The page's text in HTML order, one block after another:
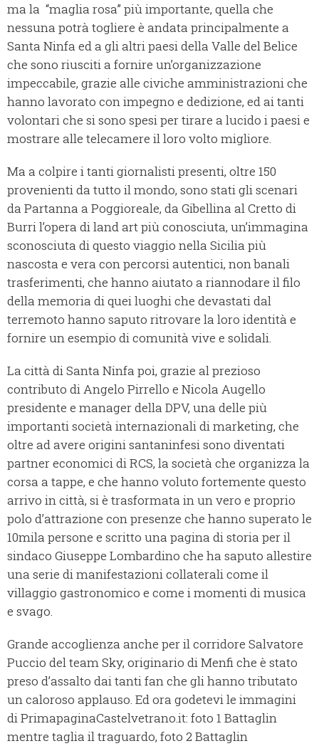
ma la “maglia rosa” più importante, quella che
nessuna potrà togliere è andata principalmente a
Santa Ninfa ed a gli altri paesi della Valle del Belice
che sono riusciti a fornire un’organizzazione
impeccabile, grazie alle civiche amministrazioni che
hanno lavorato con impegno e dedizione, ed ai tanti
volontari che si sono spesi per tirare a lucido i paesi e
mostrare alle telecamere il loro volto migliore.
Ma a colpire i tanti giornalisti presenti, oltre 150
provenienti da tutto il mondo, sono stati gli scenari
da Partanna a Poggioreale, da Gibellina al Cretto di
Burri l’opera di land art più conosciuta, un’immagina
sconosciuta di questo viaggio nella Sicilia più
nascosta e vera con percorsi autentici, non banali
trasferimenti, che hanno aiutato a riannodare il filo
della memoria di quei luoghi che devastati dal
terremoto hanno saputo ritrovare la loro identità e
fornire un esempio di comunità vive e solidali.
La città di Santa Ninfa poi, grazie al prezioso
contributo di Angelo Pirrello e Nicola Augello
presidente e manager della DPV, una delle più
importanti società internazionali di marketing, che
oltre ad avere origini santaninfesi sono diventati
partner economici di RCS, la società che organizza la
corsa a tappe, e che hanno voluto fortemente questo
arrivo in città, si è trasformata in un vero e proprio
polo d’attrazione con presenze che hanno superato le
10mila persone e scritto una pagina di storia per il
sindaco Giuseppe Lombardino che ha saputo allestire
una serie di manifestazioni collaterali come il
villaggio gastronomico e come i momenti di musica
e svago.
Grande accoglienza anche per il corridore Salvatore
Puccio del team Sky, originario di Menfi che è stato
preso d’assalto dai tanti fan che gli hanno tributato
un caloroso applauso. Ed ora godetevi le immagini
di PrimapaginaCastelvetrano.it: foto 1 Battaglin
mentre taglia il traguardo, foto 2 Battaglin